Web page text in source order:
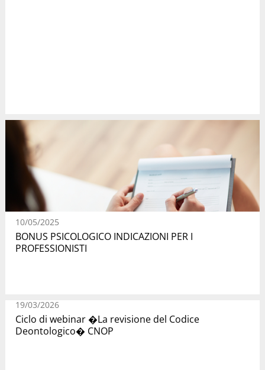
10/05/2025
BONUS PSICOLOGICO INDICAZIONI PER I
PROFESSIONISTI
19/03/2026
Ciclo di webinar �La revisione del Codice
Deontologico� CNOP